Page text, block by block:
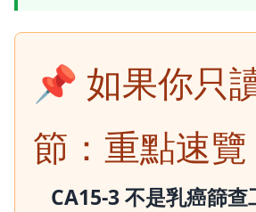
📌 如果你只
節：重點速覽
CA15-3 不是乳癌篩查